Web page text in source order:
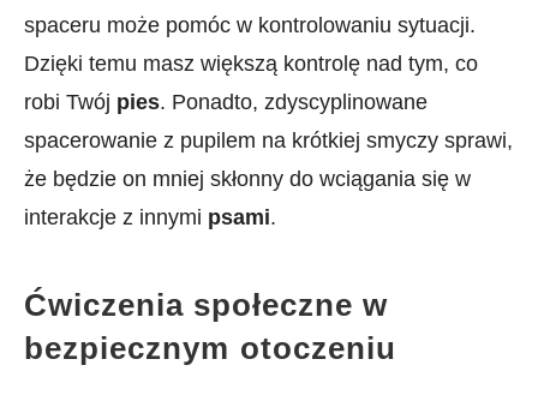
spaceru​ może⁤ pomóc w⁣ kontrolowaniu sytuacji.
Dzięki temu‌ masz większą kontrolę nad tym, co
robi​ Twój pies. Ponadto, zdyscyplinowane
spacerowanie z pupilem ⁣na krótkiej smyczy ‌sprawi,
że będzie on mniej skłonny ‍do wciągania się w
interakcje z innymi psami.
Ćwiczenia społeczne w
bezpiecznym⁣ otoczeniu